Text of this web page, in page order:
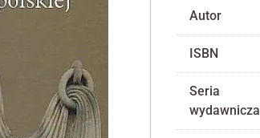
Autor
ISBN
Seria
wydawnicza